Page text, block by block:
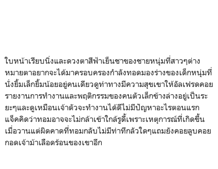
ใบหน้าเรียบนิ่งและดวงตาสีฟ้าเย็นชาของชายหนุ่มที่สาวๆต่าง
หมายตาอยากจะได้มาครอบครองกำลังทอดมองร่างของเด็กหนุ่มที่
นั่งยิ้มเล็กยิ้มน้อยอยู่คนเดียวดูท่าทางมีความสุขเขาให้อัลเฟรดคอย
รายงานการทำงานและพฤติกรรมของคนตัวเล็กข้างล่างอยู่เป็นระ
ยะๆและดูเหมือนเจ้าตัวจะทำงานได้ดีไม่มีปัญหาอะไรตอนแรก
แจ็คคิดว่าทอมอาจจะไม่กล้าเข้าใกล้รูดี้เพราะเหตุการณ์ที่เกิดขึ้น
เมื่อวานแต่ผิดคาดที่ทอมกลับไม่มีท่าทีกลัวใดๆแถมยังคอยลูบคอย
กอดเจ้าม้าเลือดร้อนของเขาอีก